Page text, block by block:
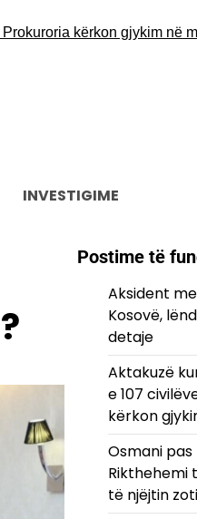
kërkon gjykim në
INVESTIGIME
Postime të
Aksident
Kosovë,
detaje
Aktakuzë
e 107
kërkon
Osmani
Rikthehemi
të njëjtin